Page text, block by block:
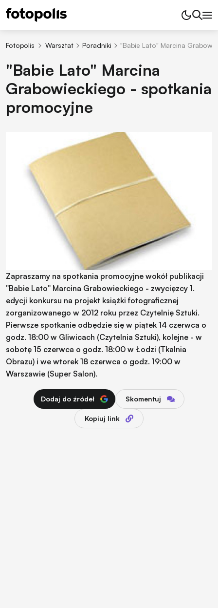
Fotopolis Warsztat Poradniki "Babie Lato" Marcina
"Babie Lato" Marcina
Grabowieckiego - spotkania
promocyjne
Zapraszamy na spotkania promocyjne wokół publikacji
"Babie Lato" Marcina Grabowieckiego - zwycięzcy 1.
edycji konkursu na projekt książki fotograficznej
zorganizowanego w 2012 roku przez Czytelnię Sztuki.
Pierwsze spotkanie odbędzie się w piątek 14 czerwca o
godz. 18:00 w Gliwicach (Czytelnia Sztuki), kolejne - w
sobotę 15 czerwca o godz. 18:00 w Łodzi (Tkalnia
Obrazu) i we wtorek 18 czerwca o godz. 19:00 w
Warszawie (Super Salon).
Dodaj do źródeł Skomentuj
Kopiuj link